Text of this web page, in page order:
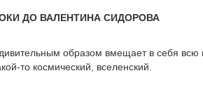
ДО ВАЛЕНТИНА СИДОРОВА
образом вмещает в себя всю
то космический, вселенский.